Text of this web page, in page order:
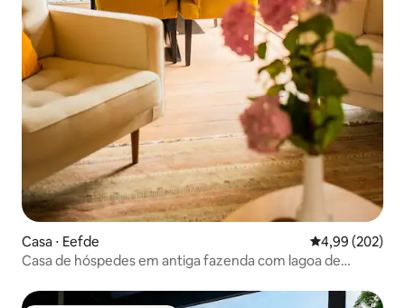
Casa ⋅ Eefde 4,99 de uma
4,99 (202)
Casa de hóspedes em antiga fazenda com lagoa de